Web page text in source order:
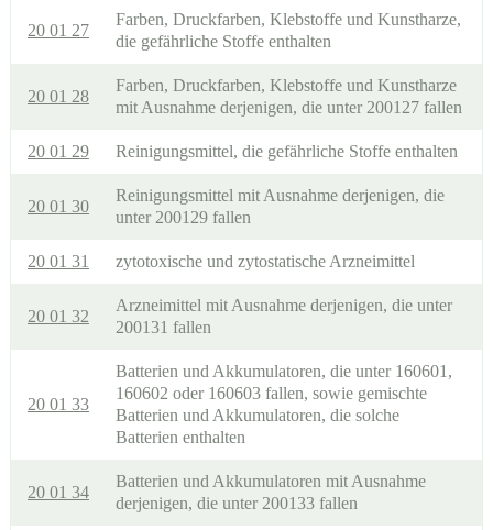
20 01 27
Farben, Druckfarben, Klebstoffe und Kunstharze,
die gefährliche Stoffe enthalten
20 01 28
Farben, Druckfarben, Klebstoffe und Kunstharze
mit Ausnahme derjenigen, die unter 200127 fallen
20 01 29 Reinigungsmittel, die gefährliche Stoffe enthalten
20 01 30
Reinigungsmittel mit Ausnahme derjenigen, die
unter 200129 fallen
20 01 31 zytotoxische und zytostatische Arzneimittel
20 01 32
Arzneimittel mit Ausnahme derjenigen, die unter
200131 fallen
20 01 33
Batterien und Akkumulatoren, die unter 160601,
160602 oder 160603 fallen, sowie gemischte
Batterien und Akkumulatoren, die solche
Batterien enthalten
20 01 34
Batterien und Akkumulatoren mit Ausnahme
derjenigen, die unter 200133 fallen